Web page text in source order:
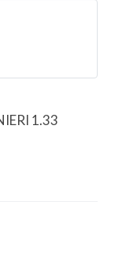
1.33